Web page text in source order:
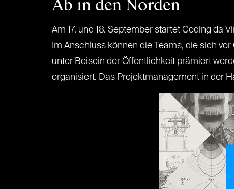
Ab in den Norden
Am 17. und 18. September startet Coding da
Im Anschluss können die Teams, die sich
unter Beisein der Öffentlichkeit prämiert
organisiert. Das Projektmanagement in der